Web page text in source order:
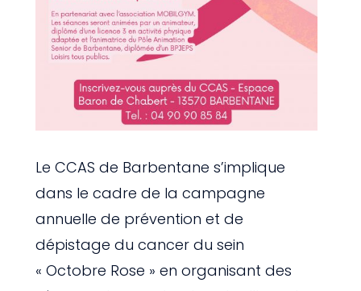
Le CCAS de Barbentane s’implique
dans le cadre de la campagne
annuelle de prévention et de
dépistage du cancer du sein
« Octobre Rose » en organisant des